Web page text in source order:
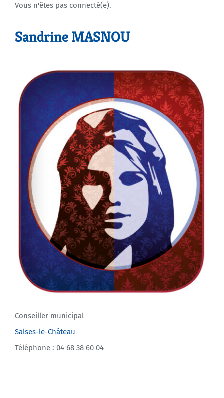
Agenda
Vous n'êtes pas connecté(e).
Sandrine MASNOU
Conseiller municipal
Salses-le-Château
Téléphone : 04 68 38 60 04